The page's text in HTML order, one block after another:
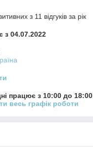
з 11 відгуків за рік
з 04.07.2022
працює з 10:00 до 18:00
весь графік роботи